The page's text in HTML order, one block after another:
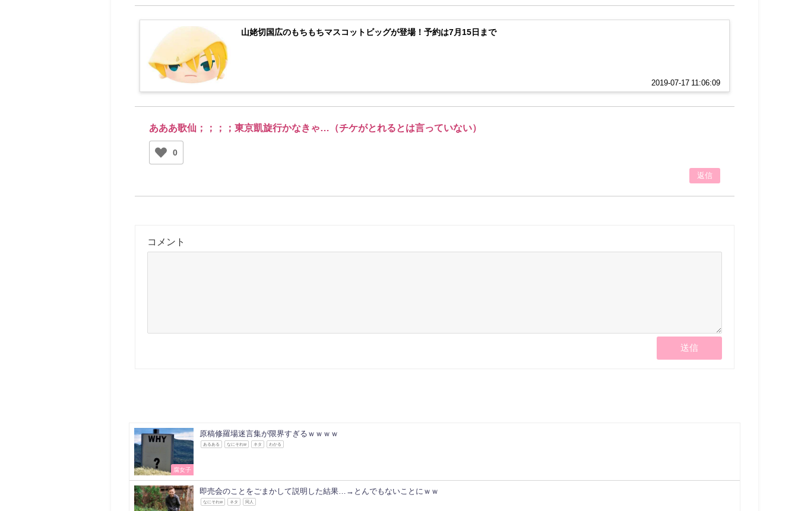
山姥切国広のもちもちマスコットビッグが登場！予約は7月15日まで
2019-07-17 11:06:09
あああ歌仙；；；；東京凱旋行かなきゃ…（チケがとれるとは言っていない）
0
返信
コメント
腐女子
原稿修羅場迷言集が限界すぎるｗｗｗｗ
あるある なにそれw ネタ わかる
即売会のことをごまかして説明した結果…→とんでもないことにｗｗ
なにそれw ネタ 同人